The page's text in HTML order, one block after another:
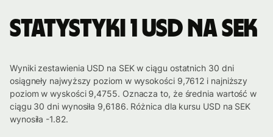
Statystyki 1 USD na SEK
Wyniki zestawienia USD na SEK w ciągu ostatnich 30 dni
osiągneły najwyższy poziom w wysokości 9,7612 i najniższy
poziom w wyskości 9,4755. Oznacza to, że średnia wartość w
ciągu 30 dni wynosiła 9,6186. Różnica dla kursu USD na SEK
wynosiła -1.82.